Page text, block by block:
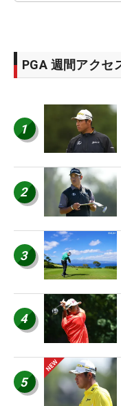
PGA 週間アクセ
1
2
3
4
5